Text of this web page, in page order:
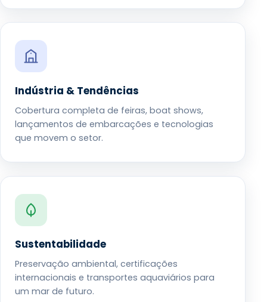
Indústria & Tendências
Cobertura completa de feiras, boat shows,
lançamentos de embarcações e tecnologias
que movem o setor.
Sustentabilidade
Preservação ambiental, certificações
internacionais e transportes aquaviários para
um mar de futuro.